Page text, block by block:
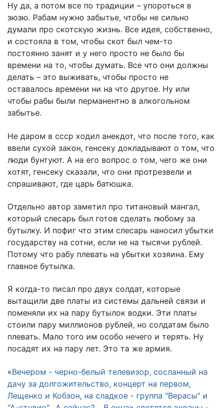
Ну да, а потом все по традиции – упороться в
зюзю. Рабам нужно забытье, чтобы не сильно
думали про скотскую жизнь. Все идея, собственно,
и состояла в том, чтобы скот был чем-то
постоянно занят и у него просто не было бы
времени на то, чтобы думать. Все что они должны
делать – это выживать, чтобы просто не
оставалось времени ни на что другое. Ну или
чтобы рабы были перманентно в алкогольном
забытье.
Не даром в ссср ходил анекдот, что после того, как
ввели сухой закон, генсеку докладывают о том, что
люди бунтуют. А на его вопрос о том, чего же они
хотят, генсеку сказали, что они протрезвели и
спрашивают, где царь батюшка.
Отдельно автор заметил про титановый мангал,
который слесарь был готов сделать любому за
бутылку. И пофиг что этим слесарь наносил убытки
государству на сотни, если не на тысячи рублей.
Потому что рабу плевать на убытки хозяина. Ему
главное бутылка.
Я когда-то писал про двух солдат, которые
вытащили две платы из системы дальней связи и
поменяли их на пару бутылок водки. Эти платы
стоили пару миллионов рублей, но солдатам было
плевать. Мало того им особо нечего и терять. Ну
посадят их на пару лет. Это та же армия.
«Вечером - черно-белый телевизор, сосланный на
дачу за долгожительство, концерт на первом,
Лещенко и Кобзон, на сладкое - группа "Верасы" и